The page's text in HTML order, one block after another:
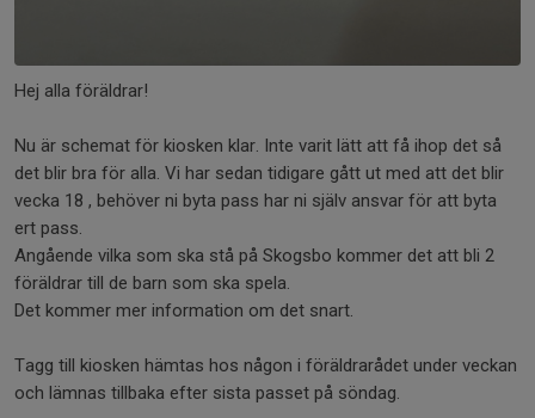
Hej alla föräldrar!
Nu är schemat för kiosken klar. Inte varit lätt att få ihop det så
det blir bra för alla. Vi har sedan tidigare gått ut med att det blir
vecka 18 , behöver ni byta pass har ni själv ansvar för att byta
ert pass.
Angående vilka som ska stå på Skogsbo kommer det att bli 2
föräldrar till de barn som ska spela.
Det kommer mer information om det snart.
Tagg till kiosken hämtas hos någon i föräldrarådet under veckan
och lämnas tillbaka efter sista passet på söndag.